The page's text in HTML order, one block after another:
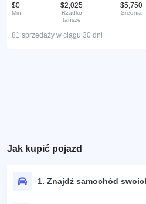
$0
Min.
$2,025
Rzadko
tańsze
$5,750
Średnia
81 sprzedaży w ciągu 30 dni
Jak kupić pojazd
1. Znajdź samochód